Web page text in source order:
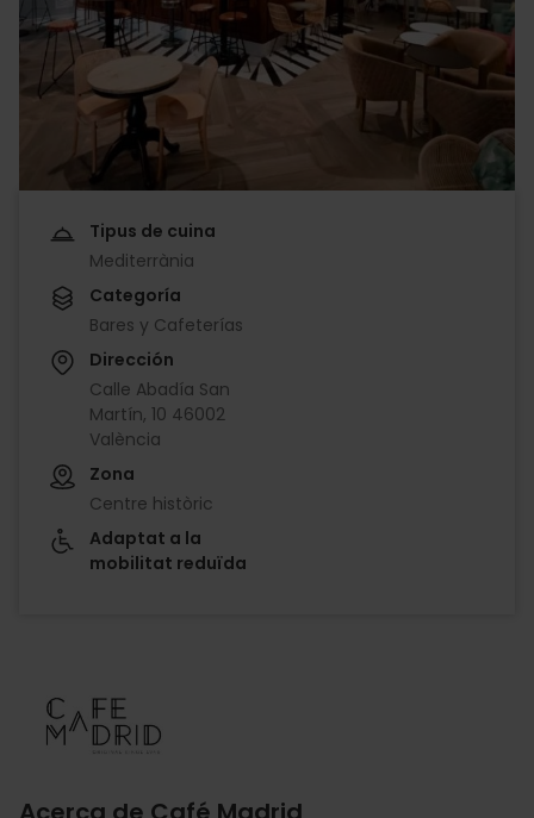
Tipus de cuina
Mediterrània
Categoría
Bares y Cafeterías
Dirección
Calle Abadía San
Martín, 10 46002
València
Zona
Centre històric
Adaptat a la
mobilitat reduïda
Imagen